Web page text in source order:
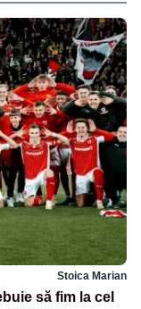
Stoica Marian
să fim la cel